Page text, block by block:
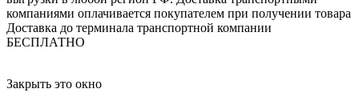
компаниями оплачивается покупателем при получении товара
Доставка до терминала транспортной компании
БЕСПЛАТНО
Закрыть это окно